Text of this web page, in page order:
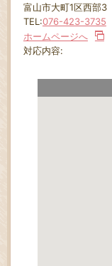
富山市大町1区西部3
TEL:076-423-3735
ホームページへ
対応内容: